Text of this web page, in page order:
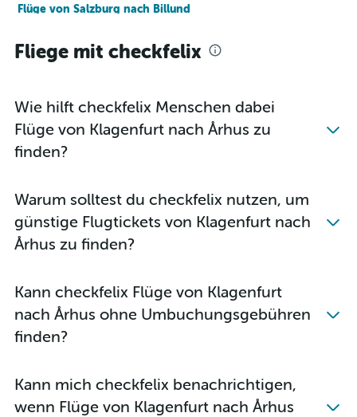
Flüge von Salzburg nach Billund
Flüge von Linz nach Billund
Fliege mit checkfelix
Wie hilft checkfelix Menschen dabei
Flüge von Klagenfurt nach Århus zu
finden?
Warum solltest du checkfelix nutzen, um
günstige Flugtickets von Klagenfurt nach
Århus zu finden?
Kann checkfelix Flüge von Klagenfurt
nach Århus ohne Umbuchungsgebühren
finden?
Kann mich checkfelix benachrichtigen,
wenn Flüge von Klagenfurt nach Århus